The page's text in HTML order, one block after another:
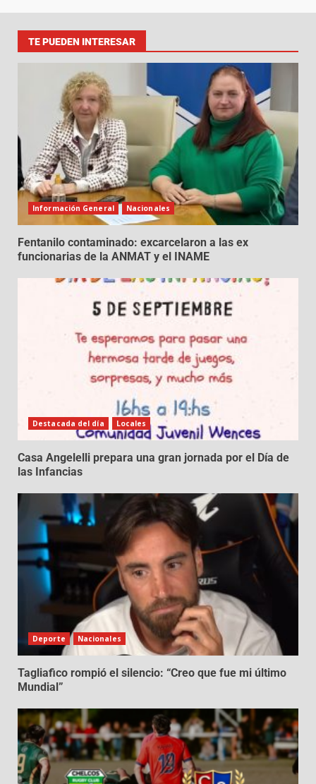
TE PUEDEN INTERESAR
Información General Nacionales
Fentanilo contaminado: excarcelaron a las ex
funcionarias de la ANMAT y el INAME
Destacada del día Locales
Casa Angelelli prepara una gran jornada por el Día de
las Infancias
Deporte Nacionales
Tagliafico rompió el silencio: “Creo que fue mi último
Mundial”